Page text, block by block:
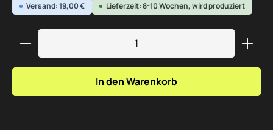
Versand: 19,00 € Lieferzeit: 8-10 Wochen, wird produziert
Produkt Anzahl: Gib den gewünschten Wert ein
In den Warenkorb